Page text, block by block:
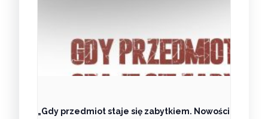
„Gdy przedmiot staje się zabytkiem. Nowości